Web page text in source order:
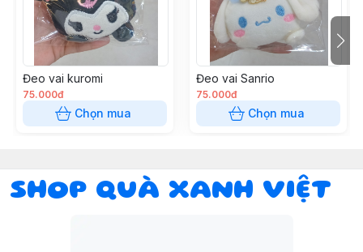
Đeo vai kuromi
75.000đ
Chọn mua
Đeo vai Sanrio
75.000đ
Chọn mua
SHOP QUÀ XANH VIỆT